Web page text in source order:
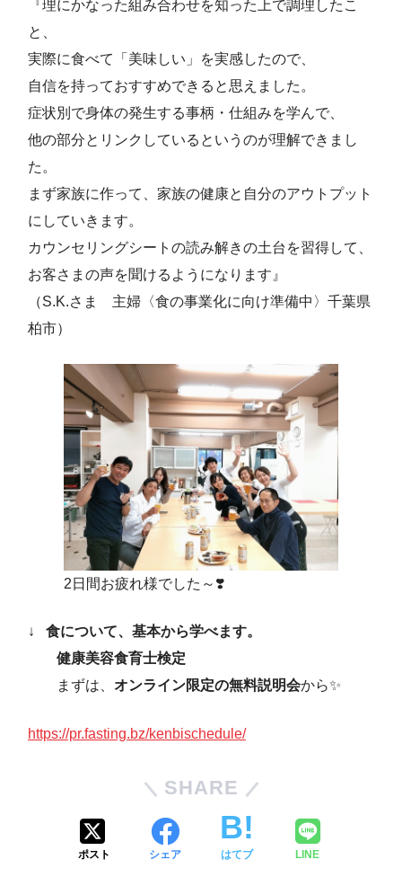
『理にかなった組み合わせを知った上で調理したこ
と、
実際に食べて「美味しい」を実感したので、
自信を持っておすすめできると思えました。
症状別で身体の発生する事柄・仕組みを学んで、
他の部分とリンクしているというのが理解できまし
た。
まず家族に作って、家族の健康と自分のアウトプット
にしていきます。
カウンセリングシートの読み解きの土台を習得して、
お客さまの声を聞けるようになります』
（S.K.さま 主婦〈食の事業化に向け準備中〉千葉県
柏市）
2日間お疲れ様でした～❣️
↓ 食について、基本から学べます。
健康美容食育士検定
まずは、 オンライン限定の無料説明会から✨
https://pr.fasting.bz/kenbischedule/
SHARE
ポスト シェア はてブ LINE